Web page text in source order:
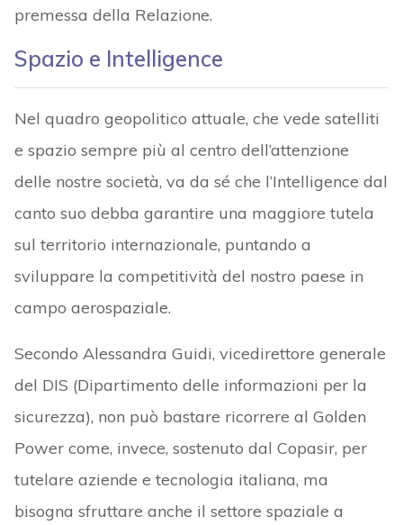
premessa della Relazione.
Spazio e Intelligence
Nel quadro geopolitico attuale, che vede satelliti
e spazio sempre più al centro dell’attenzione
delle nostre società, va da sé che l’Intelligence dal
canto suo debba garantire una maggiore tutela
sul territorio internazionale, puntando a
sviluppare la competitività del nostro paese in
campo aerospaziale.
Secondo Alessandra Guidi, vicedirettore generale
del DIS (Dipartimento delle informazioni per la
sicurezza), non può bastare ricorrere al Golden
Power come, invece, sostenuto dal Copasir, per
tutelare aziende e tecnologia italiana, ma
bisogna sfruttare anche il settore spaziale a